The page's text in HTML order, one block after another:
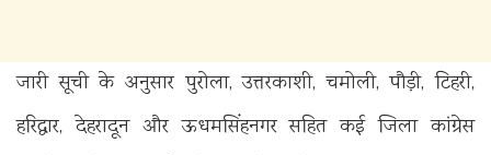
जारी सूची के अनुसार पुरोला, उत्तरकाशी, चमोली, पौड़ी, टिहरी,
हरिद्वार, देहरादून और ऊधमसिंहनगर सहित कई जिला कांग्रेस